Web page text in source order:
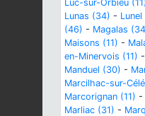
Luc-sur-Orbieu
Lunas (34) -
(46) - Magalas
Maisons (11) -
en-Minervois (11) -
Manduel (30) -
Marcilhac-sur-
Marcorignan (11) -
Marliac (31) -